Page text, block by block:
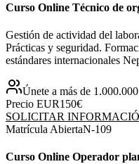
Curso Online Técnico de
Gestión de actividad del
Prácticas y seguridad.
estándares internacionales
Únete a más de
Precio EUR150€
SOLICITAR
Matrícula AbiertaN-109
Curso Online Operador